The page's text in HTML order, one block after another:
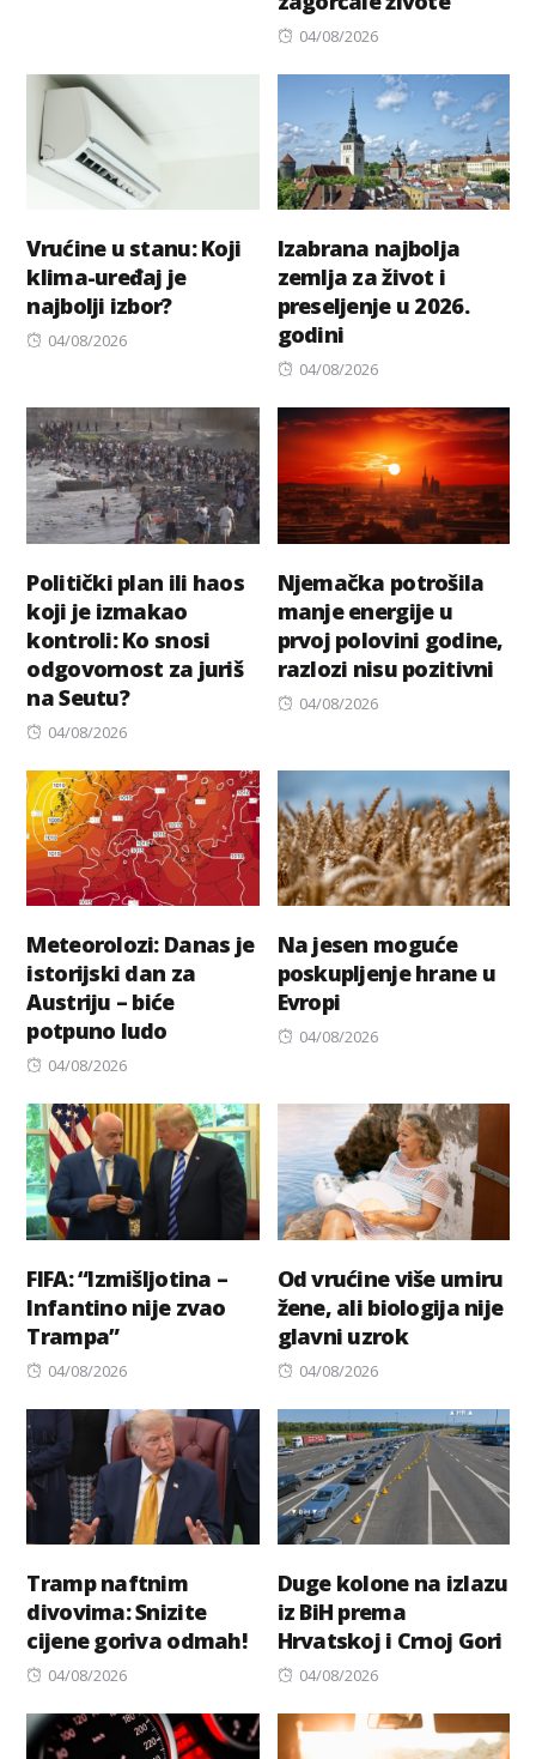
Posted
04/08/2026
Vrućine u stanu: Koji
klima-uređaj je
najbolji izbor?
Posted
04/08/2026
Izabrana najbolja
zemlja za život i
preseljenje u 2026.
godini
Posted
04/08/2026
Politički plan ili haos
koji je izmakao
kontroli: Ko snosi
odgovornost za juriš
na Seutu?
Posted
04/08/2026
Njemačka potrošila
manje energije u
prvoj polovini godine,
razlozi nisu pozitivni
Posted
04/08/2026
Meteorolozi: Danas je
istorijski dan za
Austriju – biće
potpuno ludo
Posted
04/08/2026
Na jesen moguće
poskupljenje hrane u
Evropi
Posted
04/08/2026
FIFA: “Izmišljotina –
Infantino nije zvao
Trampa”
Posted
04/08/2026
Od vrućine više umiru
žene, ali biologija nije
glavni uzrok
Posted
04/08/2026
Tramp naftnim
divovima: Snizite
cijene goriva odmah!
Posted
04/08/2026
Duge kolone na izlazu
iz BiH prema
Hrvatskoj i Crnoj Gori
Posted
04/08/2026